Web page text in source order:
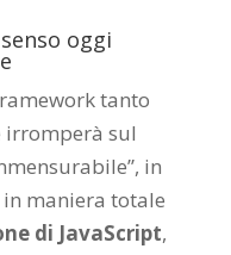
oggi
tanto
irromperà sul
in
maniera totale
di JavaScript,